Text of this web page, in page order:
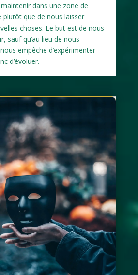
dans une zone de
plutôt que de nous laisser
choses. Le but est de nous
sauf qu’au lieu de nous
empêche d’expérimenter
d’évoluer.